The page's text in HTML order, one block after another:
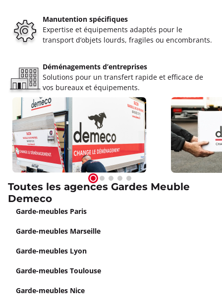
Manutention spécifiques
Expertise et équipements adaptés pour le
transport d’objets lourds, fragiles ou encombrants.
Déménagements d’entreprises
Solutions pour un transfert rapide et efficace de
vos bureaux et équipements.
Toutes les agences Gardes Meuble
Demeco
Garde-meubles Paris
Garde-meubles Marseille
Garde-meubles Lyon
Garde-meubles Toulouse
Garde-meubles Nice